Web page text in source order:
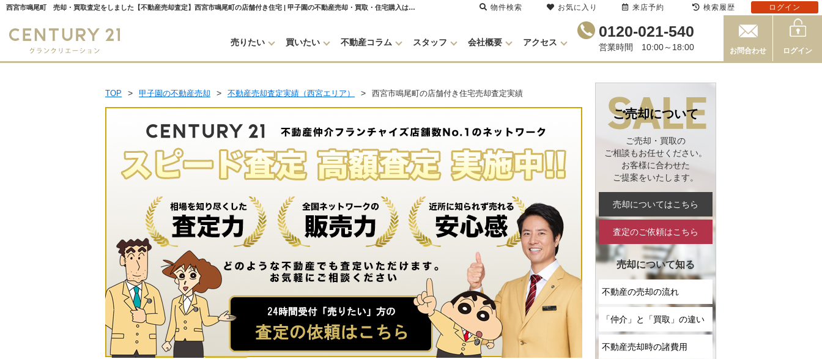
西宮市鳴尾町 売却・買取査定をしました【不動産売却査定】西宮市鳴尾町の店舗付き住宅 | 甲子園の不動産売却・買取・住宅購入はセンチュリー21グランクリエーション
売りたい 買いたい 不動産コラム スタッフ 会社概要 アクセス
0120-021-540
営業時間 10:00～18:00 お問合わせ ログイン
TOP 甲子園の不動産売却 不動産売却査定実績（西宮エリア） 西宮市鳴尾町の店舗付き住宅売却査定実績
ご売却について
ご売却・買取の
ご相談もお任せください。
お客様に合わせた
ご提案をいたします。
売却についてはこちら
査定のご依頼はこちら
売却について知る
不動産の売却の流れ
「仲介」と「買取」の違い
不動産売却時の諸費用
物件検索 お気に入り 来店予約 検索履歴 ログイン